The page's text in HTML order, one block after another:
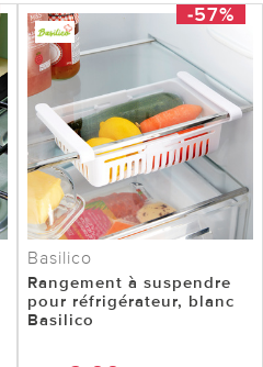
-57%
Basilico
Rangement à suspendre
pour réfrigérateur, blanc
Basilico